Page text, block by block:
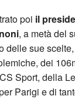
poi il
, a metà del
delle sue
dei
Sport, della
Parigi e di